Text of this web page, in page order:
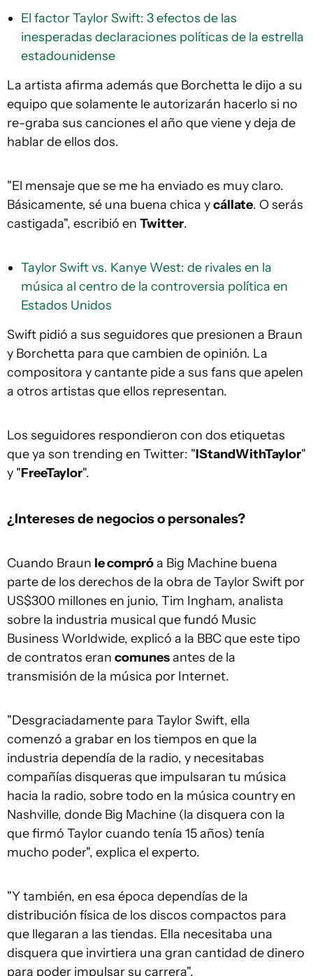
El factor Taylor Swift: 3 efectos de las
inesperadas declaraciones políticas de la estrella
estadounidense
La artista afirma además que Borchetta le dijo a su
equipo que solamente le autorizarán hacerlo si no
re-graba sus canciones el año que viene y deja de
hablar de ellos dos.
"El mensaje que se me ha enviado es muy claro.
Básicamente, sé una buena chica ycállate. O serás
castigada", escribió en Twitter.
Taylor Swift vs. Kanye West: de rivales en la
música al centro de la controversia política en
Estados Unidos
Swift pidió a sus seguidores que presionen a Braun
y Borchetta para que cambien de opinión. La
compositora y cantante pide a sus fans que apelen
a otros artistas que ellos representan.
Los seguidores respondieron con dos etiquetas
que ya son trending en Twitter: "IStandWithTaylor"
y "FreeTaylor".
¿Intereses de negocios o personales?
Cuando Braun le compróa Big Machine buena
parte de los derechos de la obra de Taylor Swift por
US$300 millones en junio, Tim Ingham, analista
sobre la industria musical que fundó Music
Business Worldwide, explicó a la BBC que este tipo
de contratos eran comunesantes de la
transmisión de la música por Internet.
"Desgraciadamente para Taylor Swift, ella
comenzó a grabar en los tiempos en que la
industria dependía de la radio, y necesitabas
compañías disqueras que impulsaran tu música
hacia la radio, sobre todo en la música country en
Nashville, donde Big Machine (la disquera con la
que firmó Taylor cuando tenía 15 años) tenía
mucho poder", explica el experto.
"Y también, en esa época dependías de la
distribución física de los discos compactos para
que llegaran a las tiendas. Ella necesitaba una
disquera que invirtiera una gran cantidad de dinero
para poder impulsar su carrera".